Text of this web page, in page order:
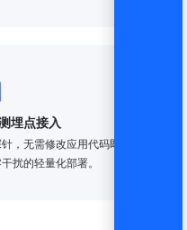
埋点接入
，无需修改应用代码即可快速
扰的轻量化部署。